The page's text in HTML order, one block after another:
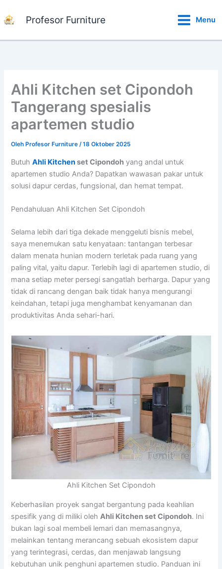
ke
Profesor Furniture Menu
Ahli Kitchen set Cipondoh
Tangerang spesialis
apartemen studio
Oleh Profesor Furniture/18 Oktober 2025
ButuhAhli Kitchenset Cipondoh yang andal untuk
apartemen studio Anda? Dapatkan wawasan pakar untuk
solusi dapur cerdas, fungsional, dan hemat tempat.
Pendahuluan Ahli Kitchen Set Cipondoh
Selama lebih dari tiga dekade menggeluti bisnis mebel,
saya menemukan satu kenyataan: tantangan terbesar
dalam menata hunian modern terletak pada ruang yang
paling vital, yaitu dapur. Terlebih lagi di apartemen studio, di
mana setiap meter persegi sangatlah berharga. Dapur yang
tidak di rancang dengan baik tidak hanya mengurangi
keindahan, tetapi juga menghambat kenyamanan dan
produktivitas Anda sehari-hari.
Ahli Kitchen Set Cipondoh
Keberhasilan proyek sangat bergantung pada keahlian
spesifik yang di miliki olehAhli Kitchen set Cipondoh. Ini
bukan lagi soal membeli lemari dan memasangnya,
melainkan tentang merancang sebuah ekosistem dapur
yang terintegrasi, cerdas, dan menjawab langsung
kebutuhan unik penghuni apartemen studio. Panduan ini